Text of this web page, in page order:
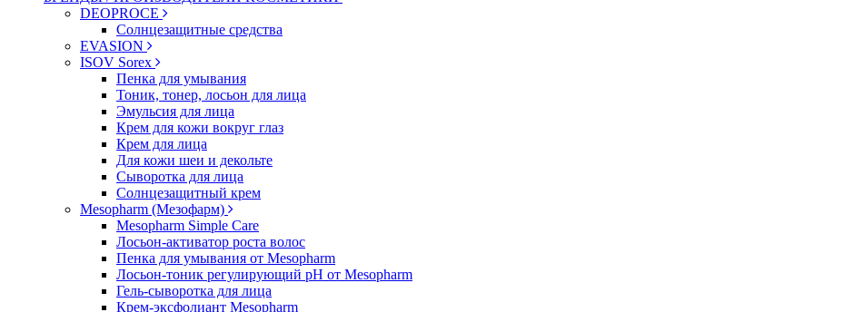
DEOPROCE
Солнцезащитные средства
EVASION
ISOV Sorex
Пенка для умывания
Тоник, тонер, лосьон для лица
Эмульсия для лица
Крем для кожи вокруг глаз
Крем для лица
Для кожи шеи и декольте
Сыворотка для лица
Солнцезащитный крем
Mesopharm (Мезофарм)
Mesopharm Simple Care
Лосьон-активатор роста волос
Пенка для умывания от Mesopharm
Лосьон-тоник регулирующий рН от Mesopharm
Гель-сыворотка для лица
Крем-эксфолиант Mesopharm